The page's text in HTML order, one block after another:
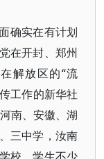
确实在有计划
在开封、郑州
解放区的“流
工作的新华社
南、安徽、湖
三中学，汝南